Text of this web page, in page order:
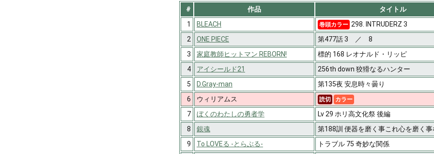
# 作品
タイトル
1
BLEACH 巻頭カラー 298. INTRUDERZ 3
2
ONE PIECE
第477話 3 ／ 8
3
家庭教師ヒットマン REBORN!
標的 168 レオナルド・リッピ
4
アイシールド21
256th down 狡猾なるハンター
5
D.Gray-man
第135夜 安息時々曇り
6
ウィリアムス 読切 カラー
7 ぼくのわたしの勇者学
Lv 29 ホリ高文化祭 後編
8
銀魂
第188訓 便器を磨く事これ心を磨く事
9
To LOVEる -とらぶる-
トラブル 75 奇妙な関係